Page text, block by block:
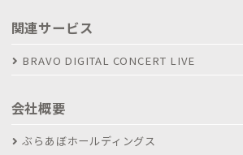
関連サービス
BRAVO DIGITAL CONCERT LIVE
会社概要
ぶらあぼホールディングス